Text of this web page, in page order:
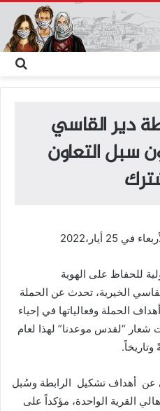
عن
دير القاسي
سبل التعاون
أيار،2022
للحفاظ على الهوية
الخيرية، تحدث عن الحملة
الحملة وفعالياتها في إحياء
شعار “لقدس موعدنا” لهذا لعام
عن أهداف تشكيل الرابطة وسُبل
القرية الواحدة، مؤكداً على